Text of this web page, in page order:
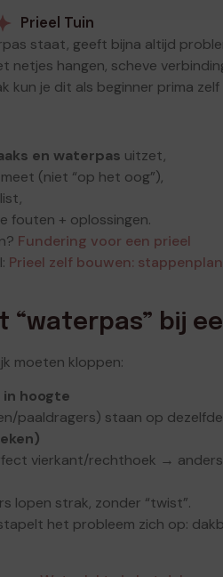
Prieel Tuin
staat, geeft bijna altijd
netjes hangen, scheve
kun je dit als beginner prima zelf
en waterpas uitzet,
(niet “op het oog”),
fouten + oplossingen.
Fundering voor een prieel
Prieel zelf bouwen: stappenplan
“waterpas” bij
moeten kloppen:
hoogte
paaldragers) staan op
vierkant/rechthoek →
lopen strak, zonder “twist”.
het probleem zich op: